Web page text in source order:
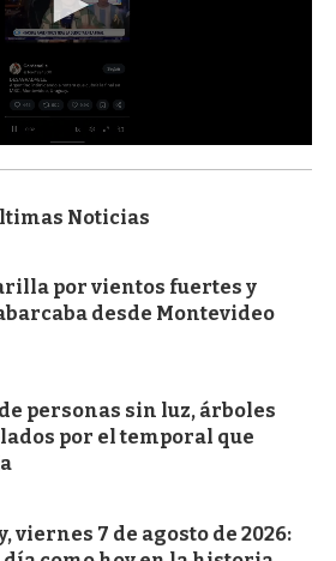
Noticias
por vientos fuertes y
desde Montevideo
personas sin luz, árboles
por el temporal que
viernes 7 de agosto de 2026: